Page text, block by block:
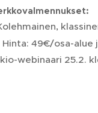
49€/osa-alue
webinaari 25.2.